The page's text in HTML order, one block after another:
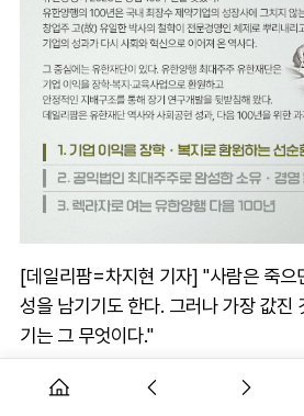
[데일리팜=차지현 기자] "사람은 죽으
성을 남기기도 한다. 그러나 가장 값진
기는 그 무엇이다."
오는 20일 창립 100주년을 맞는 유한